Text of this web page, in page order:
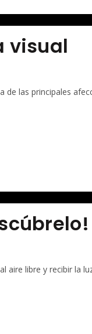
visual
las principales
aire libre y recibir la